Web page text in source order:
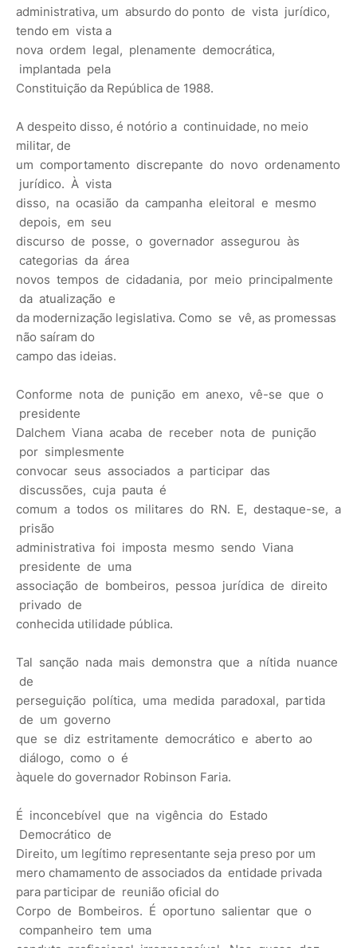
administrativa, um absurdo do ponto de vista jurídico,
tendo em vista a
nova ordem legal, plenamente democrática,
implantada pela
Constituição da República de 1988.
A despeito disso, é notório a continuidade, no meio
militar, de
um comportamento discrepante do novo ordenamento
jurídico. À vista
disso, na ocasião da campanha eleitoral e mesmo
depois, em seu
discurso de posse, o governador assegurou às
categorias da área
novos tempos de cidadania, por meio principalmente
da atualização e
da modernização legislativa. Como se vê, as promessas
não saíram do
campo das ideias.
Conforme nota de punição em anexo, vê-se que o
presidente
Dalchem Viana acaba de receber nota de punição
por simplesmente
convocar seus associados a participar das
discussões, cuja pauta é
comum a todos os militares do RN. E, destaque-se, a
prisão
administrativa foi imposta mesmo sendo Viana
presidente de uma
associação de bombeiros, pessoa jurídica de direito
privado de
conhecida utilidade pública.
Tal sanção nada mais demonstra que a nítida nuance
de
perseguição política, uma medida paradoxal, partida
de um governo
que se diz estritamente democrático e aberto ao
diálogo, como o é
àquele do governador Robinson Faria.
É inconcebível que na vigência do Estado
Democrático de
Direito, um legítimo representante seja preso por um
mero chamamento de associados da entidade privada
para participar de reunião oficial do
Corpo de Bombeiros. É oportuno salientar que o
companheiro tem uma